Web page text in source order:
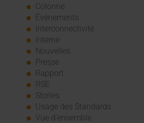
Colonne
Événements
Interconnectivité
Interne
Nouvelles
Presse
Rapport
RSE
Stories
Usage des Standards
Vue d'ensemble